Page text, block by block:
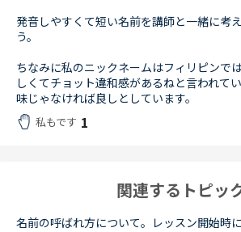
発音しやすくて短い名前を講師と一緒に考
う。
ちなみに私のニックネームはフィリピンで
しくてチョット違和感があるねと言われて
味じゃなければ良しとしています。
私もです 1
関連するトピッ